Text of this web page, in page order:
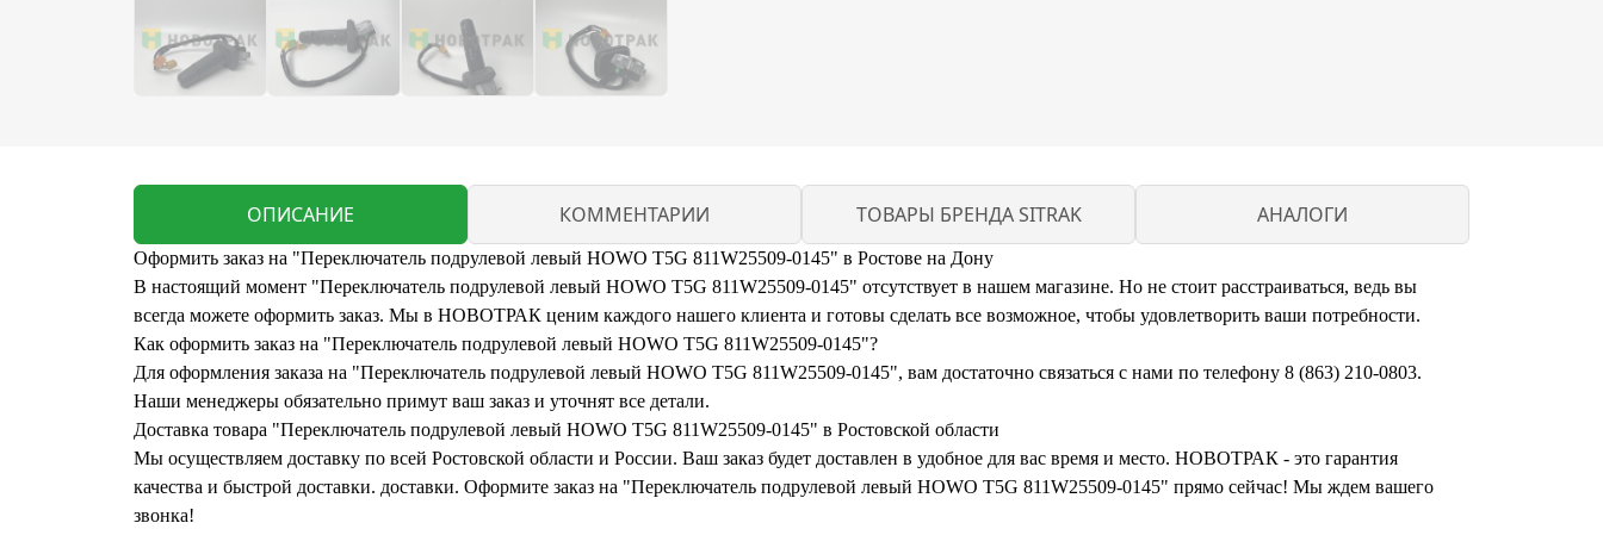
ОПИСАНИЕ КОММЕНТАРИИ ТОВАРЫ БРЕНДА SITRAK АНАЛОГИ
Оформить заказ на "Переключатель подрулевой левый HOWO T5G 811W25509-0145" в Ростове на Дону
В настоящий момент "Переключатель подрулевой левый HOWO T5G 811W25509-0145" отсутствует в нашем магазине. Но не стоит расстраиваться, ведь вы
всегда можете оформить заказ. Мы в НОВОТРАК ценим каждого нашего клиента и готовы сделать все возможное, чтобы удовлетворить ваши потребности.
Как оформить заказ на "Переключатель подрулевой левый HOWO T5G 811W25509-0145"?
Для оформления заказа на "Переключатель подрулевой левый HOWO T5G 811W25509-0145", вам достаточно связаться с нами по телефону 8 (863) 210-0803.
Наши менеджеры обязательно примут ваш заказ и уточнят все детали.
Доставка товара "Переключатель подрулевой левый HOWO T5G 811W25509-0145" в Ростовской области
Мы осуществляем доставку по всей Ростовской области и России. Ваш заказ будет доставлен в удобное для вас время и место. НОВОТРАК - это гарантия
качества и быстрой доставки. доставки. Оформите заказ на "Переключатель подрулевой левый HOWO T5G 811W25509-0145" прямо сейчас! Мы ждем вашего
звонка!